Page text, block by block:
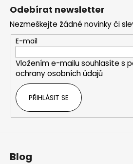
Odebírat newsletter
Nezmeškejte žádné novinky či
E-mail
Vložením e-mailu souhlasíte s
ochrany osobních údajů
PŘIHLÁSIT SE
Blog